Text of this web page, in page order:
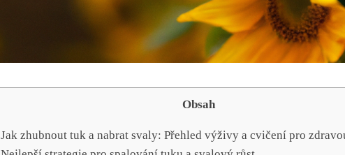
Obsah
Jak zhubnout tuk a nabrat svaly: Přehled výživy a cvičení pro